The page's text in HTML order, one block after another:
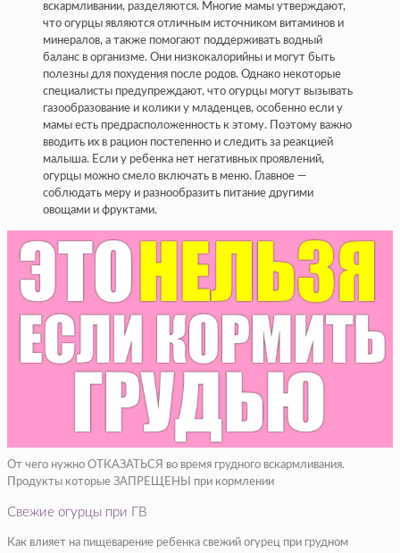
вскармливании, разделяются. Многие мамы утверждают,
что огурцы являются отличным источником витаминов и
минералов, а также помогают поддерживать водный
баланс в организме. Они низкокалорийны и могут быть
полезны для похудения после родов. Однако некоторые
специалисты предупреждают, что огурцы могут вызывать
газообразование и колики у младенцев, особенно если у
мамы есть предрасположенность к этому. Поэтому важно
вводить их в рацион постепенно и следить за реакцией
малыша. Если у ребенка нет негативных проявлений,
огурцы можно смело включать в меню. Главное —
соблюдать меру и разнообразить питание другими
овощами и фруктами.
От чего нужно ОТКАЗАТЬСЯ во время грудного вскармливания.
Продукты которые ЗАПРЕЩЕНЫ при кормлении
Свежие огурцы при ГВ
Как влияет на пищеварение ребенка свежий огурец при грудном